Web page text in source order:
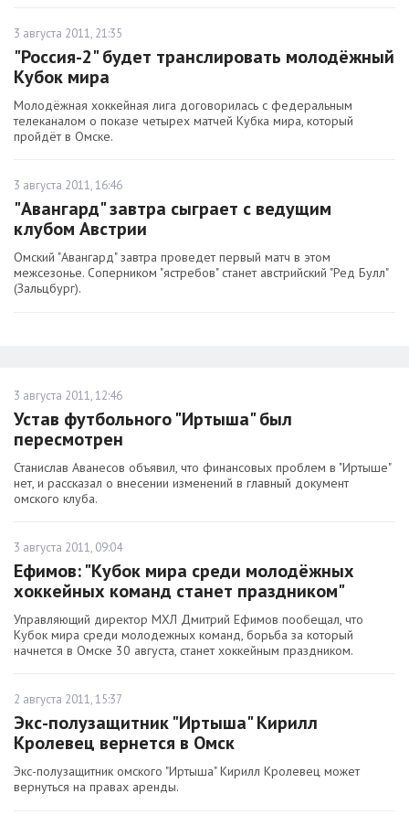
3 августа 2011, 21:35
"Россия-2" будет транслировать молодёжный
Кубок мира
Молодёжная хоккейная лига договорилась с федеральным
телеканалом о показе четырех матчей Кубка мира, который
пройдёт в Омске.
3 августа 2011, 16:46
"Авангард" завтра сыграет с ведущим
клубом Австрии
Омский "Авангард" завтра проведет первый матч в этом
межсезонье. Соперником "ястребов" станет австрийский "Ред Булл"
(Зальцбург).
3 августа 2011, 12:46
Устав футбольного "Иртыша" был
пересмотрен
Станислав Аванесов объявил, что финансовых проблем в "Иртыше"
нет, и рассказал о внесении изменений в главный документ
омского клуба.
3 августа 2011, 09:04
Ефимов: "Кубок мира среди молодёжных
хоккейных команд станет праздником"
Управляющий директор МХЛ Дмитрий Ефимов пообещал, что
Кубок мира среди молодежных команд, борьба за который
начнется в Омске 30 августа, станет хоккейным праздником.
2 августа 2011, 15:37
Экс-полузащитник "Иртыша" Кирилл
Кролевец вернется в Омск
Экс-полузащитник омского "Иртыша" Кирилл Кролевец может
вернуться на правах аренды.